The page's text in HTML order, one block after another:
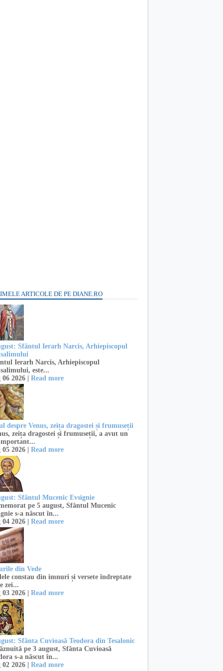
ARTICOLE DE PE DIANE.RO
Sfântul Ierarh Narcis, Arhiepiscopul
Ierarh Narcis, Arhiepiscopul
este...
06 2026 | Read more
despre Venus, zeița dragostei și frumuseții
zeița dragostei și frumuseții, a avut un
2026 | Read more
Sfântul Mucenic Evsignie
pe 5 august, Sfântul Mucenic
s-a născut în...
04 2026 | Read more
din Vede
constau din imnuri și versete îndreptate
zei...
2026 | Read more
Sfânta Cuvioasă Teodora din Tesalonic
pe 3 august, Sfânta Cuvioasă
s-a născut în...
02 2026 | Read more